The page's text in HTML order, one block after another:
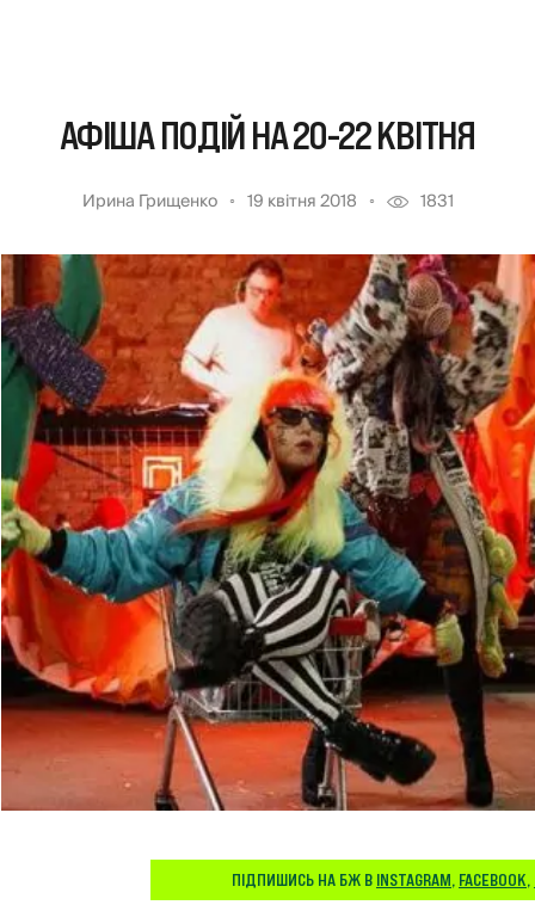
АФІША ПОДІЙ НА 20-22 КВІТНЯ
Ирина Грищенко 19 квітня 2018 1831
ПІДПИШИСЬ НА БЖ В INSTAGRAM, FACEBOOK,